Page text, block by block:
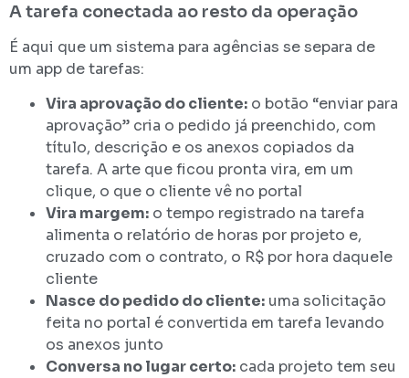
A tarefa conectada ao resto da operação
É aqui que um sistema para agências se separa de
um app de tarefas:
Vira aprovação do cliente: o botão “enviar para
aprovação” cria o pedido já preenchido, com
título, descrição e os anexos copiados da
tarefa. A arte que ficou pronta vira, em um
clique, o que o cliente vê no portal
Vira margem: o tempo registrado na tarefa
alimenta o relatório de horas por projeto e,
cruzado com o contrato, o R$ por hora daquele
cliente
Nasce do pedido do cliente: uma solicitação
feita no portal é convertida em tarefa levando
os anexos junto
Conversa no lugar certo: cada projeto tem seu